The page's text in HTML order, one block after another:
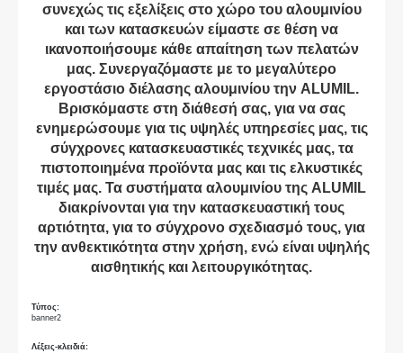
συνεχώς τις εξελίξεις στο χώρο του αλουμινίου
και των κατασκευών είμαστε σε θέση να
ικανοποιήσουμε κάθε απαίτηση των πελατών
μας. Συνεργαζόμαστε με το μεγαλύτερο
εργοστάσιο διέλασης αλουμινίου την ALUMIL.
Βρισκόμαστε στη διάθεσή σας, για να σας
ενημερώσουμε για τις υψηλές υπηρεσίες μας, τις
σύγχρονες κατασκευαστικές τεχνικές μας, τα
πιστοποιημένα προϊόντα μας και τις ελκυστικές
τιμές μας. Τα συστήματα αλουμινίου της ALUMIL
διακρίνονται για την κατασκευαστική τους
αρτιότητα, για το σύγχρονο σχεδιασμό τους, για
την ανθεκτικότητα στην χρήση, ενώ είναι υψηλής
αισθητικής και λειτουργικότητας.
Τύπος:
banner2
Λέξεις-κλειδιά: